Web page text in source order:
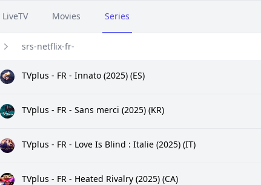
LiveTV Movies Series
srs-netflix-fr-
TVplus - FR - Innato (2025) (ES)
TVplus - FR - Sans merci (2025) (KR)
TVplus - FR - Love Is Blind : Italie (2025) (IT)
TVplus - FR - Heated Rivalry (2025) (CA)